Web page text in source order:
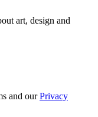
art, design and
and ourPrivacy